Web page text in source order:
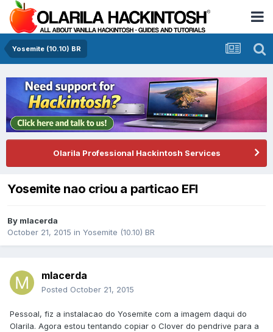
Yosemite (10.10) BR
Olarila Professional Hackintosh Services
Yosemite nao criou a particao EFI
By mlacerda
October 21, 2015 in Yosemite (10.10) BR
mlacerda
Posted October 21, 2015
Pessoal, fiz a instalacao do Yosemite com a imagem daqui do
Olarila. Agora estou tentando copiar o Clover do pendrive para a